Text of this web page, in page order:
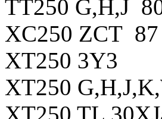
TT250 G,H,J
XC250 ZCT 87
XT250 3Y3
XT250